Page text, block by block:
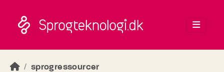
sprogressourcer